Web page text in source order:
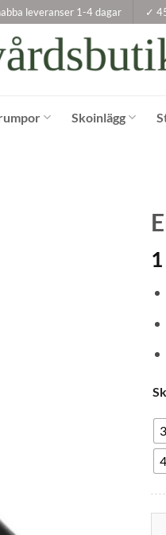
leveranser 1-4 dagar ✓
Skoinlägg